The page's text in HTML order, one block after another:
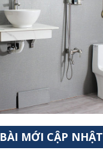
BÀI MỚI CẬP NHẬT